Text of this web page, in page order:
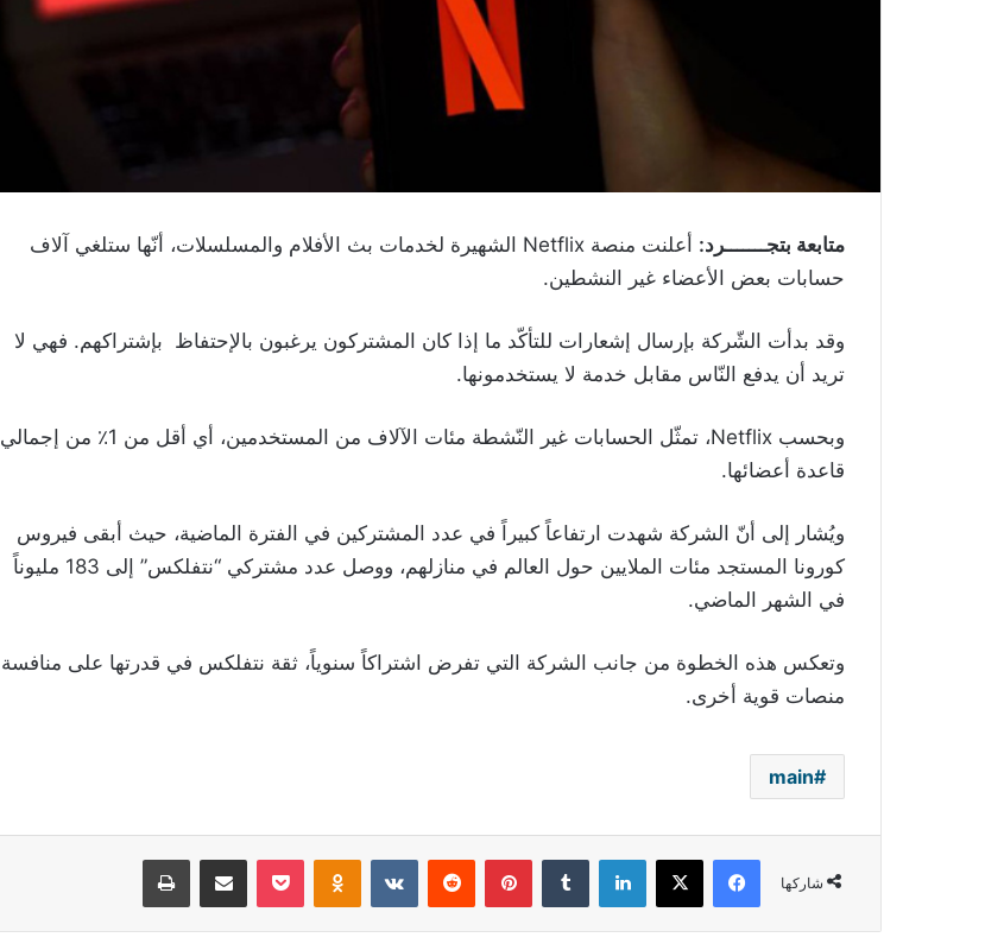
متابعة بتجـــــــرد:
أعلنت منصة Netflix الشهيرة لخدمات بث الأفلام والمسلسلات، أنّها ستلغي آلاف
حسابات بعض الأعضاء غير النشطين.
وقد بدأت الشّركة بإرسال إشعارات للتأكّد ما إذا كان المشتركون يرغبون بالإحتفاظ بإشتراكهم. فهي لا
تريد أن يدفع النّاس مقابل خدمة لا يستخدمونها.
وبحسب Netflix، تمثّل الحسابات غير النّشطة مئات الآلاف من المستخدمين، أي أقل من 1٪ من إجمالي
قاعدة أعضائها.
ويُشار إلى أنّ الشركة شهدت ارتفاعاً كبيراً في عدد المشتركين في الفترة الماضية، حيث أبقى فيروس
كورونا المستجد مئات الملايين حول العالم في منازلهم، ووصل عدد مشتركي “نتفلكس” إلى 183 مليوناً
في الشهر الماضي.
وتعكس هذه الخطوة من جانب الشركة التي تفرض اشتراكاً سنوياً، ثقة نتفلكس في قدرتها على منافسة
منصات قوية أخرى.
main
شاركها
فيسبوك ‫X لينكدإن بينتيريست Odnoklassniki
‫Pocket مشاركة عبر البريد طباعة